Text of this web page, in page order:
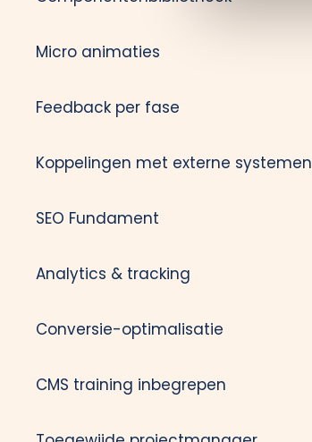
Micro animaties
Feedback per fase
Koppelingen met externe systemen
SEO Fundament
Analytics & tracking
Conversie-optimalisatie
CMS training inbegrepen